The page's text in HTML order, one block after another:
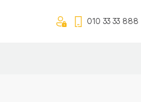
010 33 33 888